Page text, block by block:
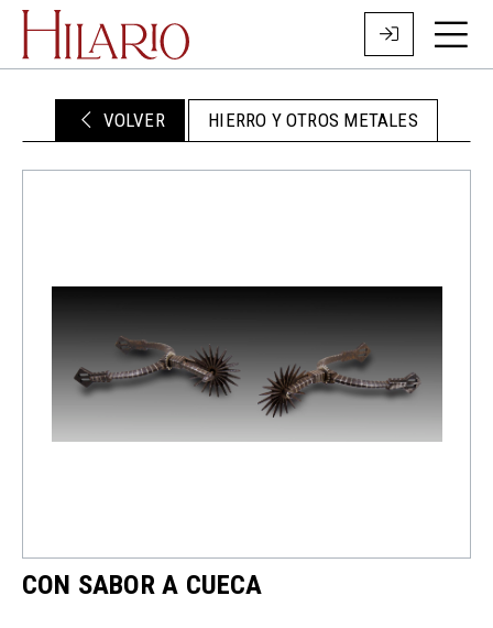
VOLVER HIERRO Y OTROS METALES
CON SABOR A CUECA